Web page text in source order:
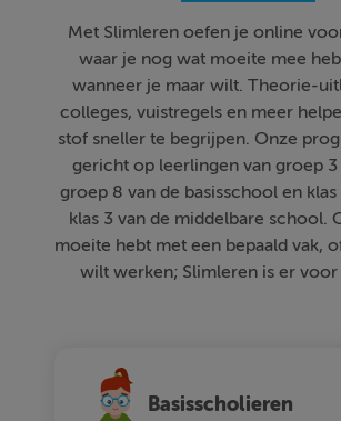
Met Slimleren oefen je online
waar je nog wat moeite mee
wanneer je maar wilt. Theorie-
colleges, vuistregels en meer
stof sneller te begrijpen. Onze
gericht op leerlingen van groep
groep 8 van de basisschool en
klas 3 van de middelbare school.
moeite hebt met een bepaald vak,
wilt werken; Slimleren is er voor
Basisscholieren